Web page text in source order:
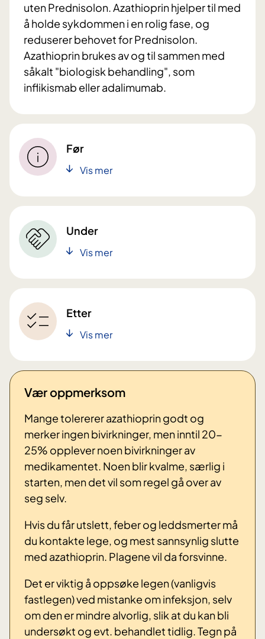
uten Prednisolon. Azathioprin hjelper til med
å holde sykdommen i en rolig fase, og
reduserer behovet for Prednisolon.
Azathioprin brukes av og til sammen med
såkalt "biologisk behandling", som
inflikismab eller adalimumab.
Før
Vis mer
Under
Vis mer
Etter
Vis mer
Vær oppmerksom
Mange tolererer azathioprin godt og
merker ingen bivirkninger, men inntil 20-
25% opplever noen bivirkninger av
medikamentet. Noen blir kvalme, særlig i
starten, men det vil som regel gå over av
seg selv.
Hvis du får utslett, feber og leddsmerter må
du kontakte lege, og mest sannsynlig slutte
med azathioprin. Plagene vil da forsvinne.
Det er viktig å oppsøke legen (vanligvis
fastlegen) ved mistanke om infeksjon, selv
om den er mindre alvorlig, slik at du kan bli
undersøkt og evt. behandlet tidlig. Tegn på